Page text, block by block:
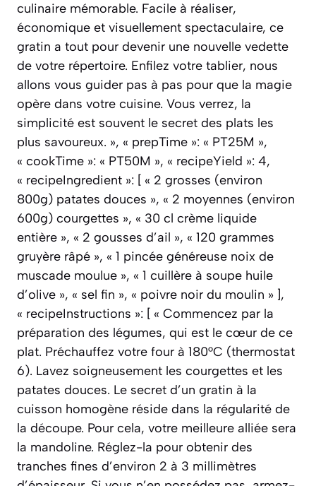
culinaire mémorable. Facile à réaliser,
économique et visuellement spectaculaire, ce
gratin a tout pour devenir une nouvelle vedette
de votre répertoire. Enfilez votre tablier, nous
allons vous guider pas à pas pour que la magie
opère dans votre cuisine. Vous verrez, la
simplicité est souvent le secret des plats les
plus savoureux. », « prepTime »: « PT25M »,
« cookTime »: « PT50M », « recipeYield »: 4,
« recipeIngredient »: [ « 2 grosses (environ
800g) patates douces », « 2 moyennes (environ
600g) courgettes », « 30 cl crème liquide
entière », « 2 gousses d’ail », « 120 grammes
gruyère râpé », « 1 pincée généreuse noix de
muscade moulue », « 1 cuillère à soupe huile
d’olive », « sel fin », « poivre noir du moulin » ],
« recipeInstructions »: [ « Commencez par la
préparation des légumes, qui est le cœur de ce
plat. Préchauffez votre four à 180°C (thermostat
6). Lavez soigneusement les courgettes et les
patates douces. Le secret d’un gratin à la
cuisson homogène réside dans la régularité de
la découpe. Pour cela, votre meilleure alliée sera
la mandoline. Réglez-la pour obtenir des
tranches fines d’environ 2 à 3 millimètres